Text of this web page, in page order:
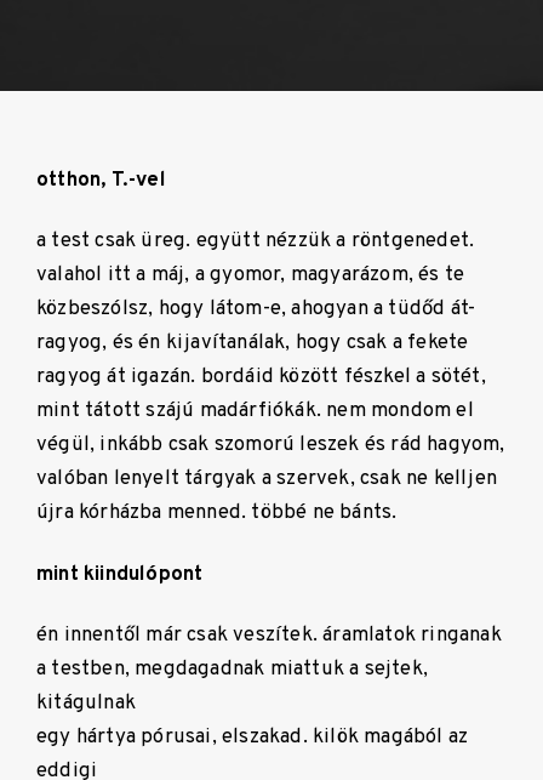
otthon, T.-vel
a test csak üreg. együtt nézzük a röntgenedet.
valahol itt a máj, a gyomor, magyarázom, és te
közbeszólsz, hogy látom-e, ahogyan a tüdőd át-
ragyog, és én kijavítanálak, hogy csak a fekete
ragyog át igazán. bordáid között fészkel a sötét,
mint tátott szájú madárfiókák. nem mondom el
végül, inkább csak szomorú leszek és rád hagyom,
valóban lenyelt tárgyak a szervek, csak ne kelljen
újra kórházba menned. többé ne bánts.
mint kiindulópont
én innentől már csak veszítek. áramlatok ringanak
a testben, megdagadnak miattuk a sejtek,
kitágulnak
egy hártya pórusai, elszakad. kilök magából az
eddigi